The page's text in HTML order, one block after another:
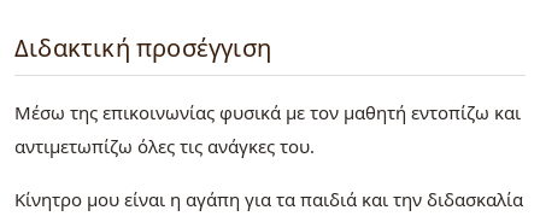
Διδακτική προσέγγιση
Μέσω της επικοινωνίας φυσικά με τον μαθητή εντοπίζω και
αντιμετωπίζω όλες τις ανάγκες του.
Κίνητρο μου είναι η αγάπη για τα παιδιά και την διδασκαλία